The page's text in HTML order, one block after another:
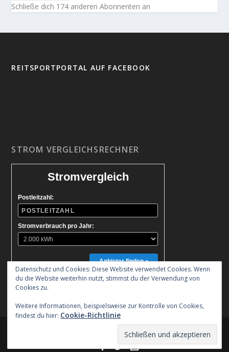
Schließe dich 174 anderen Abonnenten an
REITSPORTPORTAL AUF FACEBOOK
STROM VERGLEICHSRECHNER
Stromvergleich
Postleitzahl:
Stromverbrauch pro Jahr:
Anbieter finden »
| Unterstützt von WordPress
Datenschutz und Cookies: Diese Website verwendet Cookies. Wenn
du die Website weiterhin nutzt, stimmst du der Verwendung von
Cookies zu.
Weitere Informationen, beispielsweise zur Kontrolle von Cookies,
findest du hier: Cookie-Richtlinie